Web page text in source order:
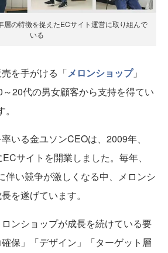
層の特徴を捉えたECサイト運営に取り組んで
いる
を手がける「メロンショップ」
20代の男女顧客から支持を得てい
いる金ユソンCEOは、2009年、
サイトを開業しました。毎年、
伴い競争が激しくなる中、メロンシ
を遂げています。
ンショップが成長を続けている要
保」「デザイン」「ターゲット層